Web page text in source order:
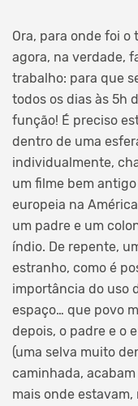
Ora, para onde foi
agora, na verdade,
trabalho: para que
todos os dias às 5h
função! É preciso
dentro de uma
individualmente,
um filme bem
europeia na
um padre e um
índio. De repente,
estranho, como é
importância do uso
espaço… que povo
depois, o padre e o
(uma selva muito
caminhada,
mais onde estavam,